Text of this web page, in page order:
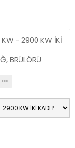
KW - 2900 KW İKİ
BRÜLÖRÜ